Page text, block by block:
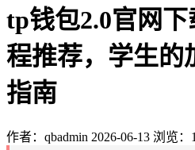
tp钱包2.0官网
程推荐，学生的
指南
作者：qbadmin 2026-06-13 浏览：